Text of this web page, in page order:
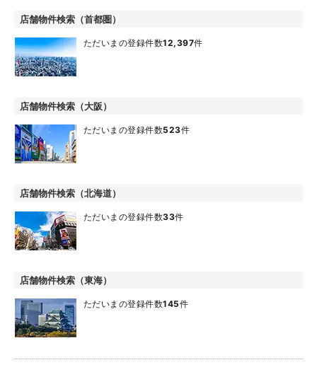
店舗物件検索（首都圏）
ただいまの登録件数12,397件
店舗物件検索（大阪）
ただいまの登録件数523件
店舗物件検索（北海道）
ただいまの登録件数33件
店舗物件検索（東海）
ただいまの登録件数145件